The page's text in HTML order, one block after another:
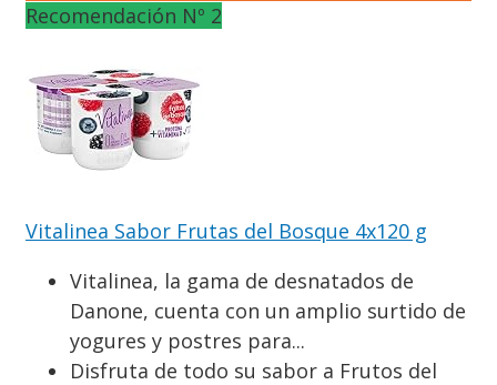
Recomendación Nº 2
Vitalinea Sabor Frutas del Bosque 4x120 g
Vitalinea, la gama de desnatados de
Danone, cuenta con un amplio surtido de
yogures y postres para...
Disfruta de todo su sabor a Frutos del